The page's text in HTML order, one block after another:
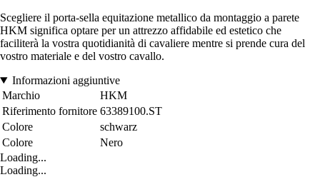
Scegliere il porta-sella equitazione metallico da montaggio a parete
HKM significa optare per un attrezzo affidabile ed estetico che
faciliterà la vostra quotidianità di cavaliere mentre si prende cura del
vostro materiale e del vostro cavallo.
Informazioni aggiuntive
Marchio
HKM
Riferimento fornitore 63389100.ST
Colore
schwarz
Colore
Nero
Loading...
Loading...